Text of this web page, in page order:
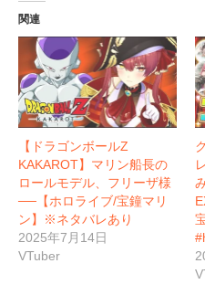
関連
【ドラゴンボールZ
KAKAROT】マリン船長の
ロールモデル、フリーザ様
──【ホロライブ/宝鐘マリ
ン】※ネタバレあり
2025年7月14日
VTuber